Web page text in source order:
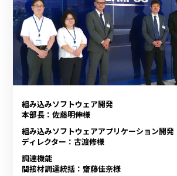
組み込みソフトウェア開発
本部長：佐藤明伸様
組み込みソフトウェアアプリケーション開発
ディレクター：古渡修様
調達機能
間接材調達統括：齋藤佳奈様